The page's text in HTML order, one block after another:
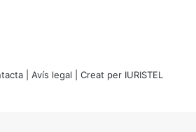
Avís legal | Creat per IURISTEL